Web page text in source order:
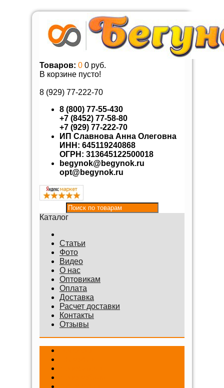
Товаров: 0 0 руб.
В корзине пусто!
8 (929) 77-222-70
8 (800) 77-55-430
+7 (8452) 77-58-80
+7 (929) 77-222-70
ИП Славнова Анна Олеговна
ИНН: 645119240868
ОГРН: 313645122500018
begynok@begynok.ru
opt@begynok.ru
Каталог
Статьи
Фото
Видео
О нас
Оптовикам
Оплата
Доставка
Расчет доставки
Контакты
Отзывы